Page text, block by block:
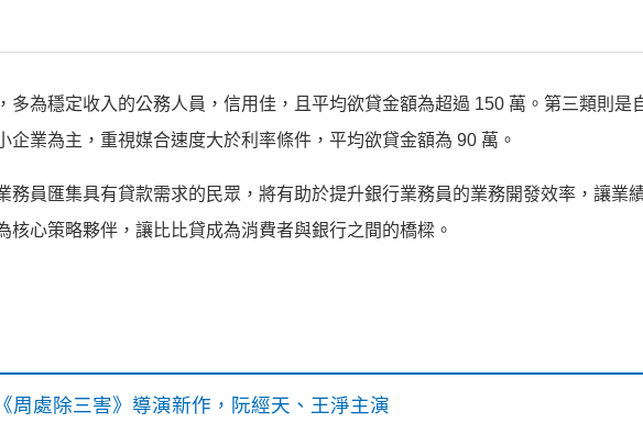
多為穩定收入的公務人員，信用佳，且平均欲貸金額為超過 150 萬。第三類則是
企業為主，重視媒合速度大於利率條件，平均欲貸金額為 90 萬。
務員匯集具有貸款需求的民眾，將有助於提升銀行業務員的業務開發效率，讓業
核心策略夥伴，讓比比貸成為消費者與銀行之間的橋樑。
周處除三害》導演新作，阮經天、王淨主演